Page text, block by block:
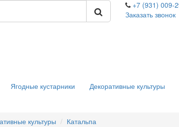
+7 (931) 009-
Заказать звонок
Ягодные кустарники Декоративные культуры
культуры Катальпа